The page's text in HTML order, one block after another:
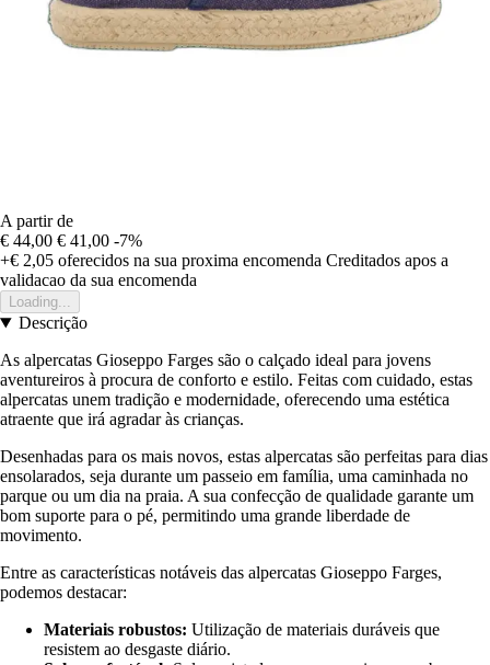
A partir de
€ 44,00 € 41,00 -7%
+€ 2,05 oferecidos na sua proxima encomenda Creditados apos a
validacao da sua encomenda
Loading...
Descrição
As alpercatas Gioseppo Farges são o calçado ideal para jovens
aventureiros à procura de conforto e estilo. Feitas com cuidado, estas
alpercatas unem tradição e modernidade, oferecendo uma estética
atraente que irá agradar às crianças.
Desenhadas para os mais novos, estas alpercatas são perfeitas para dias
ensolarados, seja durante um passeio em família, uma caminhada no
parque ou um dia na praia. A sua confecção de qualidade garante um
bom suporte para o pé, permitindo uma grande liberdade de
movimento.
Entre as características notáveis das alpercatas Gioseppo Farges,
podemos destacar:
Materiais robustos: Utilização de materiais duráveis que
resistem ao desgaste diário.